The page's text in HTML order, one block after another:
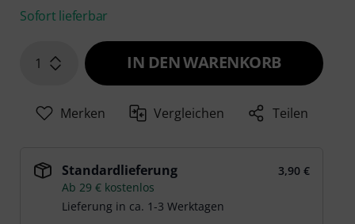
Sofort lieferbar
1 IN DEN WARENKORB
Merken Vergleichen Teilen
Standardlieferung
3,90 €
Ab 29 € kostenlos
Lieferung in ca. 1-3 Werktagen